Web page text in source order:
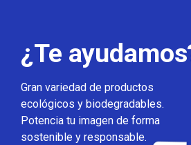
¿Te
Gran variedad de productos
ecológicos y biodegradables.
Potencia tu imagen de forma
sostenible y responsable.